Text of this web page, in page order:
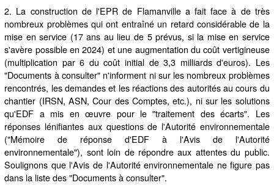
2. La construction de l'EPR de Flamanville a fait face à de très
nombreux problèmes qui ont entraîné un retard considérable de la
mise en service (17 ans au lieu de 5 prévus, si la mise en service
s'avère possible en 2024) et une augmentation du coût vertigineuse
(multiplication par 6 du coût initial de 3,3 milliards d'euros). Les
"Documents à consulter" n'informent ni sur les nombreux problèmes
rencontrés, les demandes et les réactions des autorités au cours du
chantier (IRSN, ASN, Cour des Comptes, etc.), ni sur les solutions
qu'EDF a mis en œuvre pour le "traitement des écarts". Les
réponses lénifiantes aux questions de l'Autorité environnementale
("Mémoire de réponse d'EDF à l'Avis de l'Autorité
environnementale"), sont loin de répondre aux attentes du public.
Soulignons que l'Avis de l'Autorité environnementale ne figure pas
dans la liste des "Documents à consulter".